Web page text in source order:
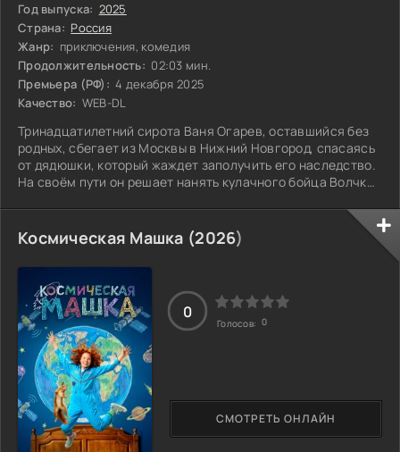
Год выпуска: 2025
Страна: Россия
Жанр: приключения, комедия
Продолжительность: 02:03 мин.
Премьера (РФ): 4 декабря 2025
Качество: WEB-DL
Тринадцатилетний сирота Ваня Огарев, оставшийся без
родных, сбегает из Москвы в Нижний Новгород, спасаясь
от дядюшки, который жаждет заполучить его наследство.
На своём пути он решает нанять кулачного бойца Волчка,
союз сразу же оказывается под вопросом:
аристократичный, мечтательный Ваня и грубоватый,
приземлённый Волчок с трудом понимают друг друга. По
мере того как они преодолевают опасности на своём
пути, между ними начинает возникать
Космическая Машка (2026)
СМОТРЕТЬ ОНЛАЙН
0
Голосов: 0